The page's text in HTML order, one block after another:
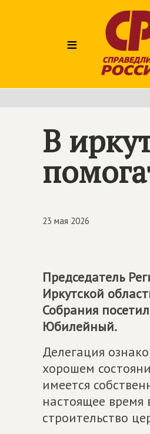
≡
В
23 мая 2026
Председатель
Иркутской
Собрания
Юбилейный.
Делегация
хорошем
имеется
настоящее время
строительство